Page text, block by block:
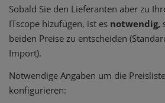
Sobald Sie den Lieferanten aber zu
ITscope hizufügen, ist es notwendig,
beiden Preise zu entscheiden
Import).
Notwendige Angaben um die
konfigurieren: